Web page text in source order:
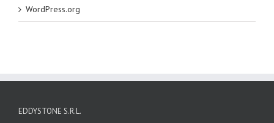
WordPress.org
EDDYSTONE S.R.L.